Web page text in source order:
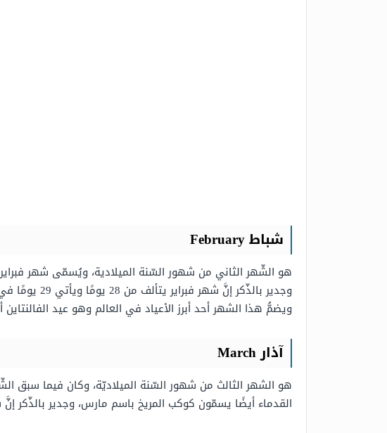
شباط February
هو الشّهر الثاني من شهور السّنة الميلادية، ويُسمّى شهر
ويضمُّ هذا الشهر أحد أبرز الأعياد في العالم وهو عيد الفالنتاين أو عيد الحب
آذار March
هو الشهر الثالث من شهور السّنة الميلاديّة، وكان فيما سبق
القدماء أيضًا يسمّون كوكب المريخ باسم مارس، وجدير بالذّكر إنَّ شهر مارس آذار يتألف من